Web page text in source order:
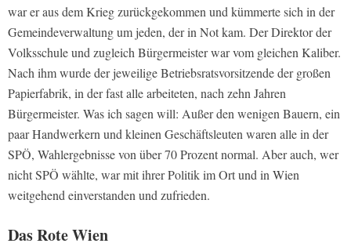
war er aus dem Krieg zurückgekommen und kümmerte sich in der
Gemeindeverwaltung um jeden, der in Not kam. Der Direktor der
Volksschule und zugleich Bürgermeister war vom gleichen Kaliber.
Nach ihm wurde der jeweilige Betriebsratsvorsitzende der großen
Papierfabrik, in der fast alle arbeiteten, nach zehn Jahren
Bürgermeister. Was ich sagen will: Außer den wenigen Bauern, ein
paar Handwerkern und kleinen Geschäftsleuten waren alle in der
SPÖ, Wahlergebnisse von über 70 Prozent normal. Aber auch, wer
nicht SPÖ wählte, war mit ihrer Politik im Ort und in Wien
weitgehend einverstanden und zufrieden.
Das Rote Wien